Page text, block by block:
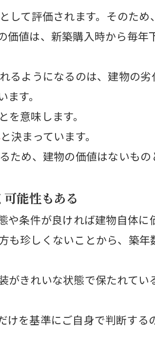
して評価されます。そのた
価値は、新築購入時から毎
るようになるのは、建物の
す。
意味します。
と決まっています。
め、建物の価値はないもの
能性もある
条件が良ければ建物自体に
も珍しくないことから、築
きれいな状態で保たれて
を基準にご自身で判断す